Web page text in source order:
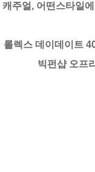
캐주얼, 어떤스타일
롤렉스 데이데이트
빅펀샵 오프